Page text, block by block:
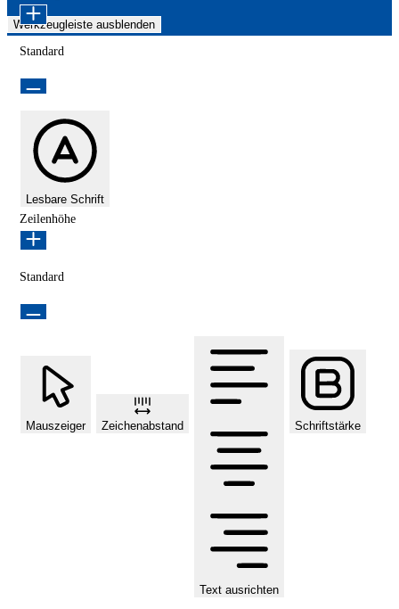
Werkzeugleiste ausblenden
Standard
Lesbare Schrift
Zeilenhöhe
Standard
Mauszeiger Zeichenabstand
Text ausrichten
Schriftstärke